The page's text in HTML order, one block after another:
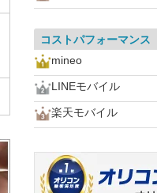
コストパフォーマンス
mineo
LINEモバイル
楽天モバイル